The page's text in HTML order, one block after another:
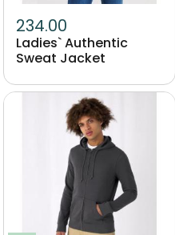
234.00
Ladies` Authentic
Sweat Jacket
Image